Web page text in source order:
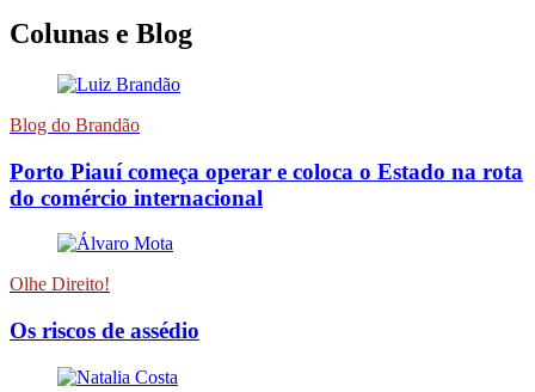
Colunas e Blog
Blog do Brandão
Porto Piauí começa operar e coloca o Estado na rota
do comércio internacional
Olhe Direito!
Os riscos de assédio